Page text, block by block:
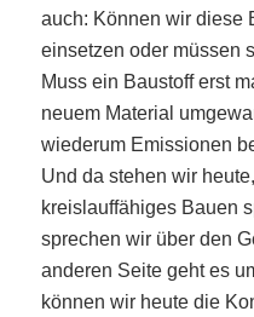
auch: Können wir diese
einsetzen oder müssen
Muss ein Baustoff erst
neuem Material
wiederum Emissionen
Und da stehen wir
kreislauffähiges Bauen
sprechen wir über den
anderen Seite geht es
können wir heute die